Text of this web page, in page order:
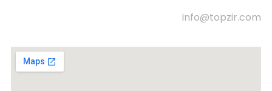
info@topzir.com